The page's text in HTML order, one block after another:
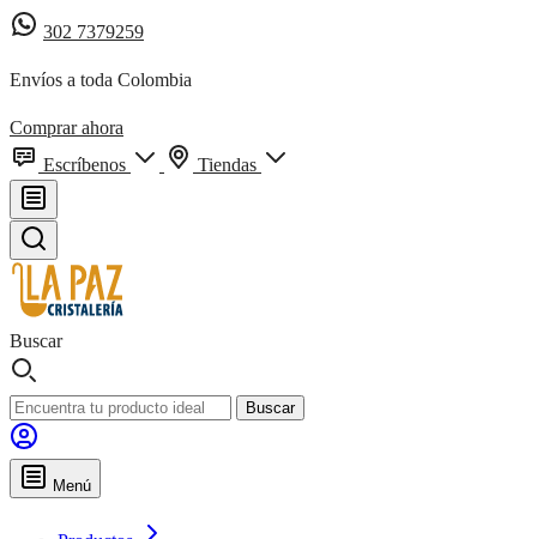
302 7379259
Envíos a toda Colombia
Comprar ahora
Escríbenos
Tiendas
Buscar
Buscar
Menú